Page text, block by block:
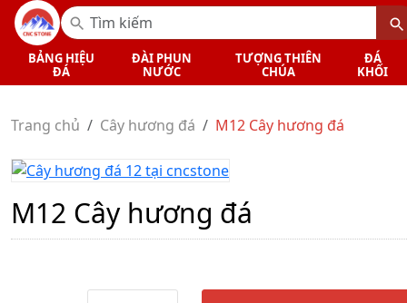
BẢNG HIỆU
ĐÁ
ĐÀI PHUN
NƯỚC
TƯỢNG THIÊN
CHÚA
ĐÁ
KHỐI
Trang chủ Cây hương đá M12 Cây hương đá
M12 Cây hương đá